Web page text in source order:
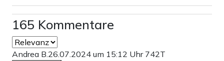
165 Kommentare
Andrea B.26.07.2024 um 15:12 Uhr 742T